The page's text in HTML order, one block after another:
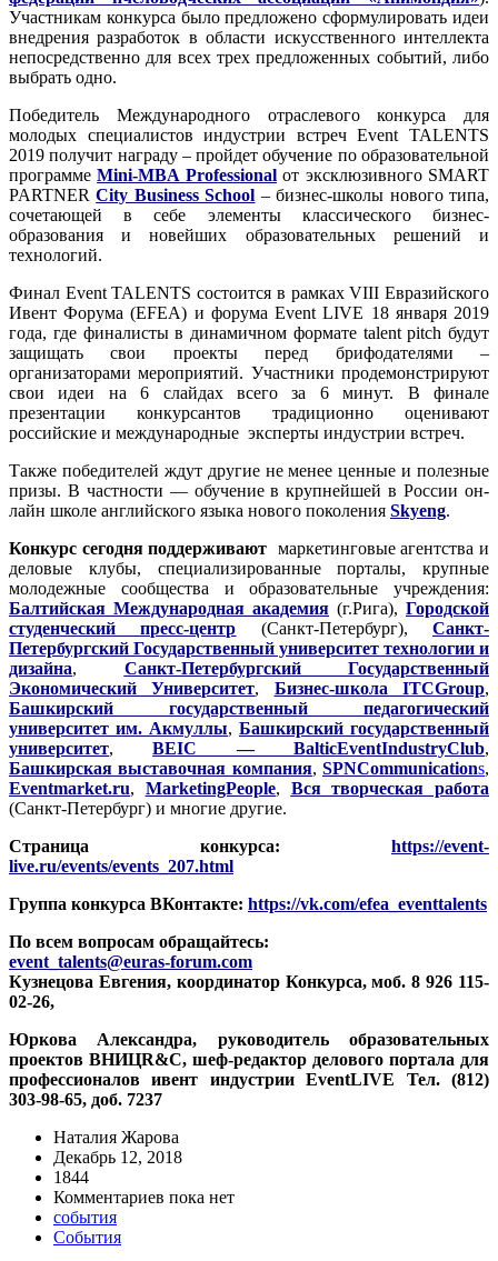
Участникам конкурса было предложено сформулировать идеи
внедрения разработок в области искусственного интеллекта
непосредственно для всех трех предложенных событий, либо
выбрать одно.
Победитель Международного отраслевого конкурса для
молодых специалистов индустрии встреч Event TALENTS
2019 получит награду – пройдет обучение по образовательной
программеMini-MBA Professionalот эксклюзивного SMART
PARTNERCity Business School – бизнес-школы нового типа,
сочетающей в себе элементы классического бизнес-
образования и новейших образовательных решений и
технологий.
Финал Event TALENTS состоится в рамках VIII Евразийского
Ивент Форума (EFEA) и форума Event LIVE 18 января 2019
года, где финалисты в динамичном формате talent pitch будут
защищать свои проекты перед брифодателями –
организаторами мероприятий. Участники продемонстрируют
свои идеи на 6 слайдах всего за 6 минут. В финале
презентации конкурсантов традиционно оценивают
российские и международные эксперты индустрии встреч.
Также победителей ждут другие не менее ценные и полезные
призы. В частности — обучение в крупнейшей в России он-
лайн школе английского языка нового поколения Skyeng.
Конкурс сегодня поддерживают маркетинговые агентства и
деловые клубы, специализированные порталы, крупные
молодежные сообщества и образовательные учреждения:
Балтийская Международная академия (г.Рига), Городской
студенческий пресс-центр (Санкт-Петербург),Санкт-
Петербургский Государственный университет технологии и
дизайна, Санкт-Петербургский Государственный
Экономический Университет, Бизнес-школа ITCGroup,
Башкирский государственный педагогический
университет им. Акмуллы, Башкирский государственный
университет,BEIC — BalticEventIndustryClub,
Башкирская выставочная компания,SPNCommunications,
Eventmarket.ru, MarketingPeople, Вся творческая работа
(Санкт-Петербург) и многие другие.
Страница конкурса: https://event-
live.ru/events/events_207.html
Группа конкурса ВКонтакте: https://vk.com/efea_eventtalents
По всем вопросам обращайтесь:
event_talents@euras-forum.com
Кузнецова Евгения, координатор Конкурса, моб. 8 926 115-
02-26,
Юркова Александра, руководитель образовательных
проектов ВНИЦR&C, шеф-редактор делового портала для
профессионалов ивент индустрииEventLIVE Тел. (812)
303-98-65, доб. 7237
Наталия Жарова
Декабрь 12, 2018
1844
Комментариев пока нет
события
События